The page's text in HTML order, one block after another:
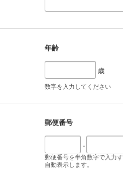
年齢
歳
数字を入力してください
郵便番号
-
郵便番号を半角数字で入力
自動表示します。